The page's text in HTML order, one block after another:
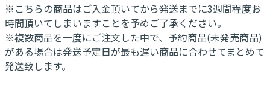
※こちらの商品はご入金頂いてから発送までに3週間程度お
時間頂いてしまいますことを予めご了承ください。
※複数商品を一度にご注文した中で、予約商品(未発売商品)
がある場合は発送予定日が最も遅い商品に合わせてまとめて
発送致します。